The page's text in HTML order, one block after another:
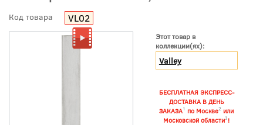
Код товара VL02
Этот товар в
коллекции(ях):
Valley
БЕСПЛАТНАЯ ЭКСПРЕСС-
ДОСТАВКА В ДЕНЬ
ЗАКАЗА1 по Москве2 или
Московской области3!